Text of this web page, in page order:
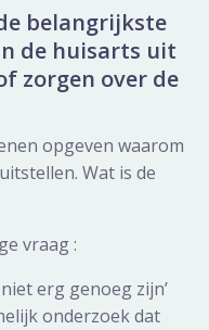
belangrijkste
de huisarts uit
zorgen over de
opgeven waarom
Wat is de
vraag :
erg genoeg zijn’
onderzoek dat